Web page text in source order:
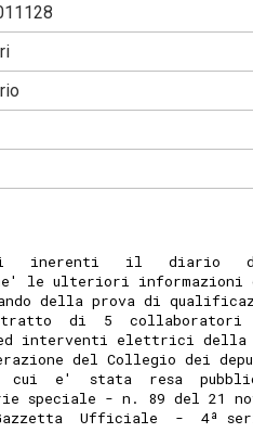
inerenti   il   diario
le ulteriori
della prova di
di  5
interventi elettrici della
del Collegio dei
cui  e'  stata  resa
- n. 89 del 21
Ufficiale  -  4ª